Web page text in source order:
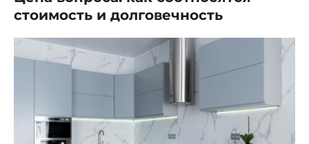
стоимость и долговечность